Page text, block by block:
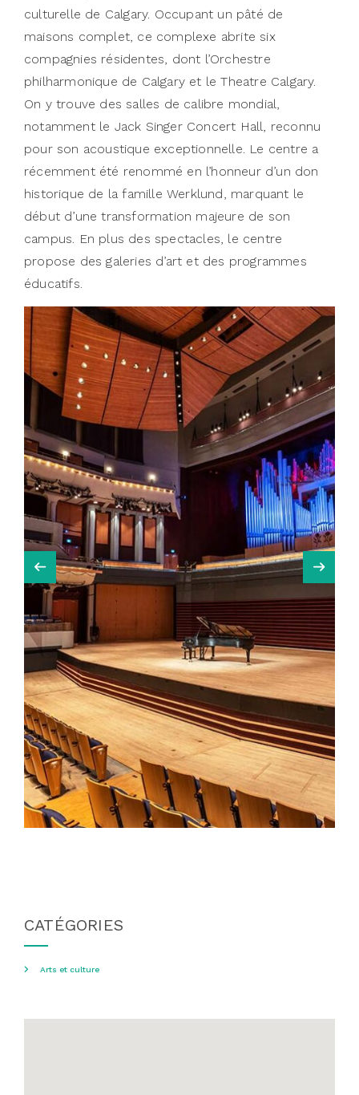
culturelle de Calgary. Occupant un pâté de
maisons complet, ce complexe abrite six
compagnies résidentes, dont l’Orchestre
philharmonique de Calgary et le Theatre Calgary.
On y trouve des salles de calibre mondial,
notamment le Jack Singer Concert Hall, reconnu
pour son acoustique exceptionnelle. Le centre a
récemment été renommé en l’honneur d’un don
historique de la famille Werklund, marquant le
début d’une transformation majeure de son
campus. En plus des spectacles, le centre
propose des galeries d’art et des programmes
éducatifs.
CATÉGORIES
Arts et culture